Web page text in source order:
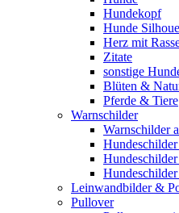
Hundekopf
Hunde
Herz mit
Zitate
sonstige
Blüten &
Pferde & Tiere
Warnschilder
Warnschilder
Leinwandbilder &
Pullover